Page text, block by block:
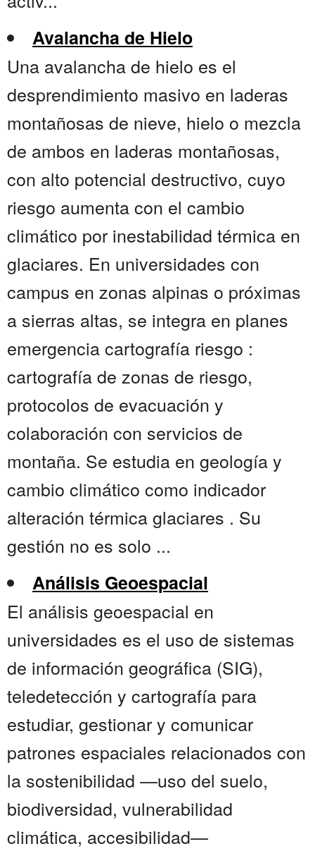
Avalancha de Hielo
Una avalancha de hielo es el
desprendimiento masivo en laderas
montañosas de nieve, hielo o mezcla
de ambos en laderas montañosas,
con alto potencial destructivo, cuyo
riesgo aumenta con el cambio
climático por inestabilidad térmica en
glaciares. En universidades con
campus en zonas alpinas o próximas
a sierras altas, se integra en planes
emergencia cartografía riesgo :
cartografía de zonas de riesgo,
protocolos de evacuación y
colaboración con servicios de
montaña. Se estudia en geología y
cambio climático como indicador
alteración térmica glaciares . Su
gestión no es solo ...
Análisis Geoespacial
El análisis geoespacial en
universidades es el uso de sistemas
de información geográfica (SIG),
teledetección y cartografía para
estudiar, gestionar y comunicar
patrones espaciales relacionados con
la sostenibilidad —uso del suelo,
biodiversidad, vulnerabilidad
climática, accesibilidad—